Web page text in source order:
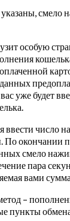
указаны, смело
особую
уже будет
ввести число
По окончании
смело
пара
вами
–
пункты